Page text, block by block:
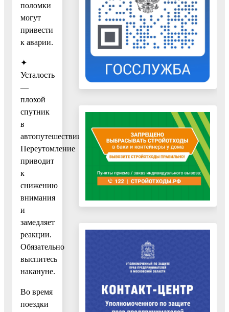
поломки
могут
привести
к аварии.
✦
Усталость
—
плохой
спутник
в
автопутешествии.
Переутомление
приводит
к
снижению
внимания
и
замедляет
реакции.
Обязательно
выспитесь
накануне.
Во время
поездки